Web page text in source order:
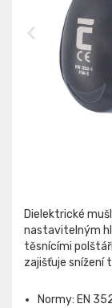
Dielektrické
nastavitelným
těsnícími
zajišťuje snížení
Normy: EN